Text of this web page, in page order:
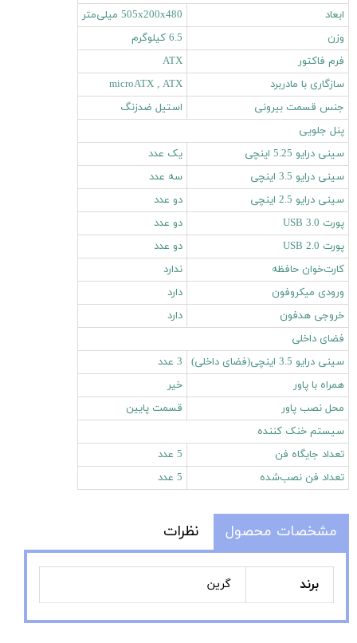
ابعاد
505x200x480 میلی‌متر
وزن
6.5 کیلوگرم
فرم فاکتور
ATX
سازگاری با مادربرد
microATX , ATX
جنس قسمت بیرونی
استیل ضدزنگ
پنل جلویی
سینی درایو 5.25 اینچی
یک عدد
سینی درایو 3.5 اینچی
سه عدد
سینی درایو 2.5 اینچی
دو عدد
پورت USB 3.0
دو عدد
پورت USB 2.0
دو عدد
کارت‌خوان حافظه
ندارد
ورودی میکروفون
دارد
خروجی هدفون
دارد
فضای داخلی
سینی درایو 3.5 اینچی(فضای داخلی)
3 عدد
همراه با پاور
خیر
محل نصب پاور
قسمت پایین
سیستم خنک کننده
تعداد جایگاه‌ فن
5 عدد
تعداد فن نصب‌شده
5 عدد
مشخصات محصول نظرات
برند گرین